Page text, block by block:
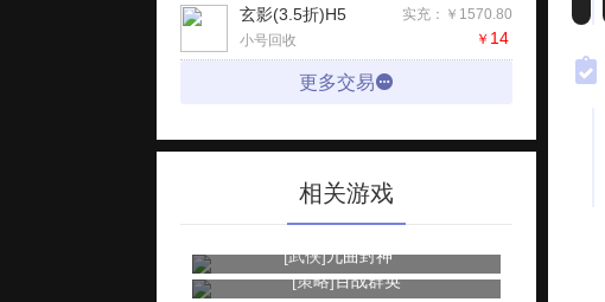
实充：￥1570.80
玄影(3.5折)H5
小号回收 ￥ 14
更多交易
相关游戏
[武侠]九曲封神
[策略]百战群英